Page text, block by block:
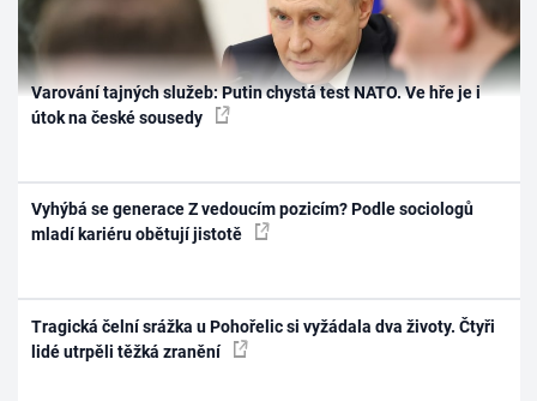
Varování tajných služeb: Putin chystá test NATO. Ve hře je i
útok na české sousedy
Vyhýbá se generace Z vedoucím pozicím? Podle sociologů
mladí kariéru obětují jistotě
Tragická čelní srážka u Pohořelic si vyžádala dva životy. Čtyři
lidé utrpěli těžká zranění